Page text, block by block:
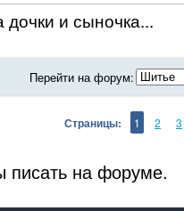
и сыночка...
Перейти на форум:
Страницы: 1 2 3
писать на форуме.